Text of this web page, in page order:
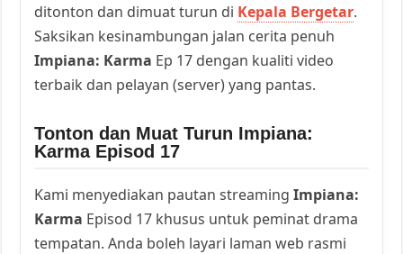
ditonton dan dimuat turun di Kepala Bergetar.
Saksikan kesinambungan jalan cerita penuh
Impiana: Karma Ep 17 dengan kualiti video
terbaik dan pelayan (server) yang pantas.
Tonton dan Muat Turun Impiana:
Karma Episod 17
Kami menyediakan pautan streamingImpiana:
Karma Episod 17 khusus untuk peminat drama
tempatan. Anda boleh layari laman web rasmi